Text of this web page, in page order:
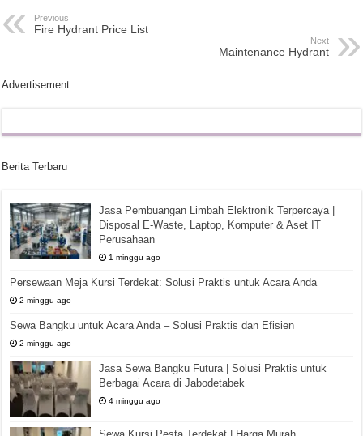
Previous
Fire Hydrant Price List
Next
Maintenance Hydrant
Advertisement
Berita Terbaru
Jasa Pembuangan Limbah Elektronik Terpercaya |
Disposal E-Waste, Laptop, Komputer & Aset IT
Perusahaan
1 minggu ago
Persewaan Meja Kursi Terdekat: Solusi Praktis untuk Acara Anda
2 minggu ago
Sewa Bangku untuk Acara Anda – Solusi Praktis dan Efisien
2 minggu ago
Jasa Sewa Bangku Futura | Solusi Praktis untuk
Berbagai Acara di Jabodetabek
4 minggu ago